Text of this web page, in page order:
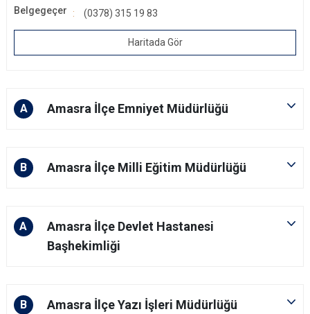
Belgegeçer
(0378) 315 19 83
Haritada Gör
A Amasra İlçe Emniyet Müdürlüğü
B Amasra İlçe Milli Eğitim Müdürlüğü
A
Amasra İlçe Devlet Hastanesi
Başhekimliği
B Amasra İlçe Yazı İşleri Müdürlüğü